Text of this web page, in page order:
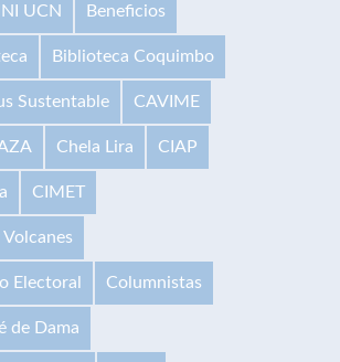
UCN Beneficios
Biblioteca Coquimbo
Sustentable CAVIME
Chela Lira CIAP
CIMET
Volcanes
Electoral Columnistas
de Dama